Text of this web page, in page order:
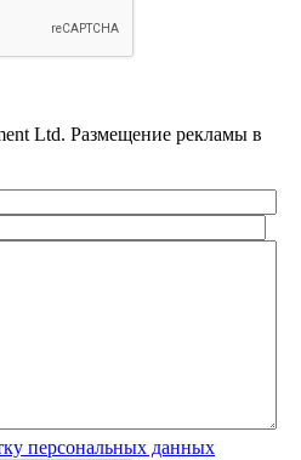
Ltd. Размещение рекламы в
персональных данных